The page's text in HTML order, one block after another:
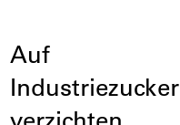
Auf
Industriezucker